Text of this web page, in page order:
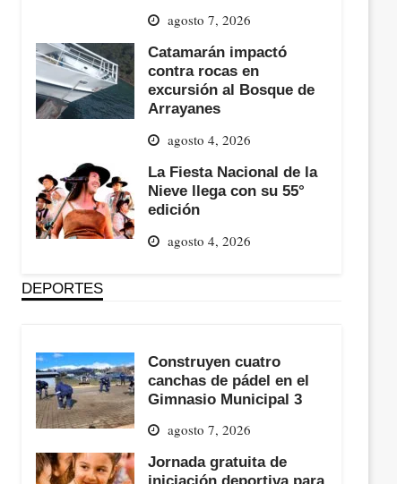
agosto 7, 2026
Catamarán impactó
contra rocas en
excursión al Bosque de
Arrayanes
agosto 4, 2026
La Fiesta Nacional de la
Nieve llega con su 55°
edición
agosto 4, 2026
DEPORTES
Construyen cuatro
canchas de pádel en el
Gimnasio Municipal 3
agosto 7, 2026
Jornada gratuita de
iniciación deportiva para